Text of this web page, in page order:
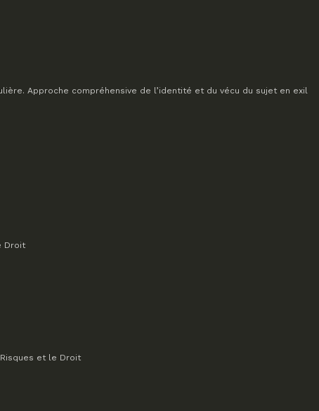
Approche compréhensive de l’identité et du vécu du sujet en exil
Droit
et le Droit